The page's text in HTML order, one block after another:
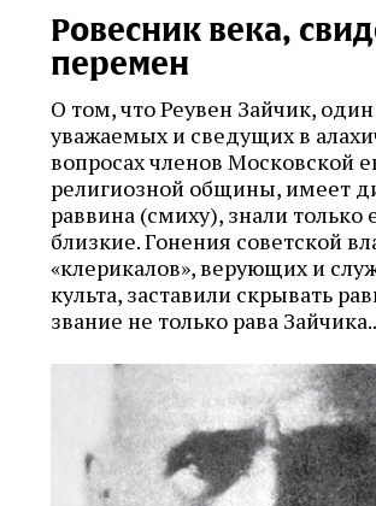
Ровесник века,
перемен
О том, что Реувен Зайчик,
уважаемых и сведущих в
вопросах членов Московской
религиозной общины, имеет
раввина (смиху), знали только
близкие. Гонения советской
«клерикалов», верующих и
культа, заставили скрывать
звание не только рава